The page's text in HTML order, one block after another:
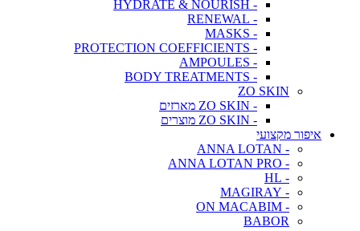
- HYDRATE & NOURISH
- RENEWAL
- MASKS
- PROTECTION COEFFICIENTS
- AMPOULES
- BODY TREATMENTS
ZO SKIN
- ZO SKIN מארזים
- ZO SKIN מוצרים
איפור מקצועי
- ANNA LOTAN
- ANNA LOTAN PRO
- HL
- MAGIRAY
- ON MACABIM
BABOR